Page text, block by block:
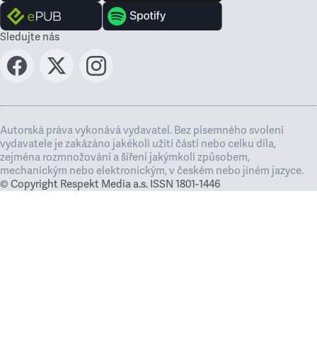
Sledujte nás
Autorská práva vykonává vydavatel. Bez písemného svolení
vydavatele je zakázáno jakékoli užití částí nebo celku díla,
zejména rozmnožování a šíření jakýmkoli způsobem,
mechanickým nebo elektronickým, v českém nebo jiném jazyce.
© Copyright Respekt Media a.s. ISSN 1801-1446